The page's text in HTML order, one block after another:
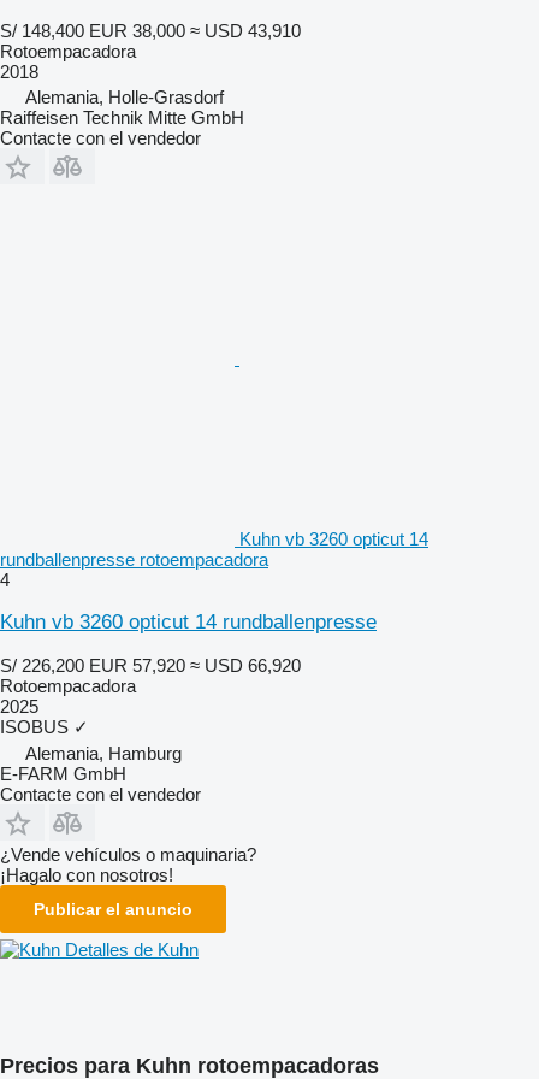
S/ 148,400 EUR 38,000 ≈ USD 43,910
Rotoempacadora
2018
Alemania, Holle-Grasdorf
Raiffeisen Technik Mitte GmbH
Contacte con el vendedor
Kuhn vb 3260 opticut 14
rundballenpresse rotoempacadora
4
Kuhn vb 3260 opticut 14 rundballenpresse
S/ 226,200 EUR 57,920 ≈ USD 66,920
Rotoempacadora
2025
ISOBUS ✓
Alemania, Hamburg
E-FARM GmbH
Contacte con el vendedor
¿Vende vehículos o maquinaria?
¡Hagalo con nosotros!
Publicar el anuncio
Detalles de Kuhn
Precios para Kuhn rotoempacadoras